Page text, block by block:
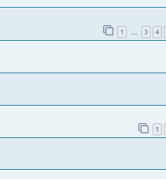
1 3 4
1